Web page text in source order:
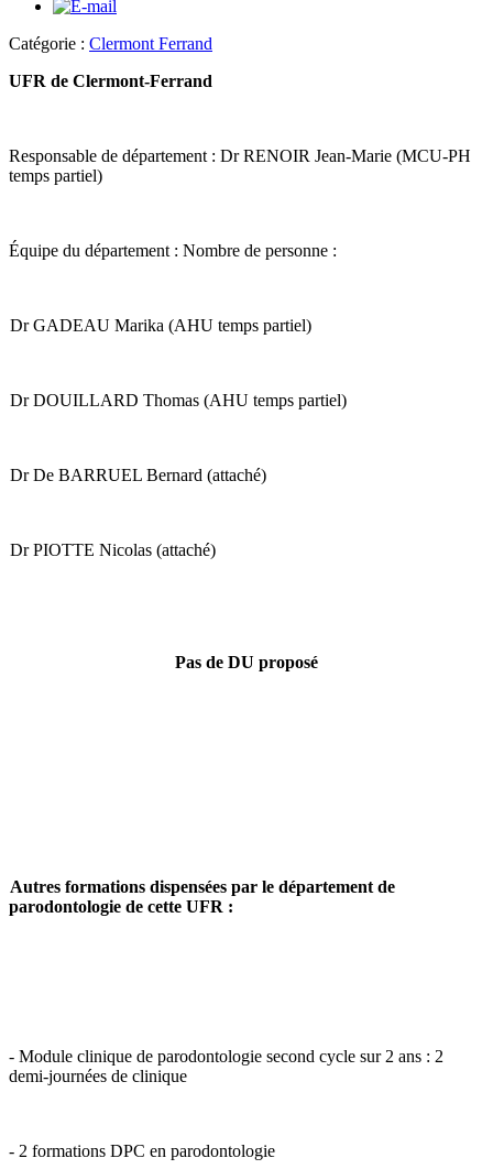
Catégorie : Clermont Ferrand
UFR de Clermont-Ferrand
Responsable de département : Dr RENOIR Jean-Marie (MCU-PH
temps partiel)
Équipe du département : Nombre de personne :
Dr GADEAU Marika (AHU temps partiel)
Dr DOUILLARD Thomas (AHU temps partiel)
Dr De BARRUEL Bernard (attaché)
Dr PIOTTE Nicolas (attaché)
Pas de DU proposé
Autres formations dispensées par le département de
parodontologie de cette UFR :
- Module clinique de parodontologie second cycle sur 2 ans : 2
demi-journées de clinique
- 2 formations DPC en parodontologie